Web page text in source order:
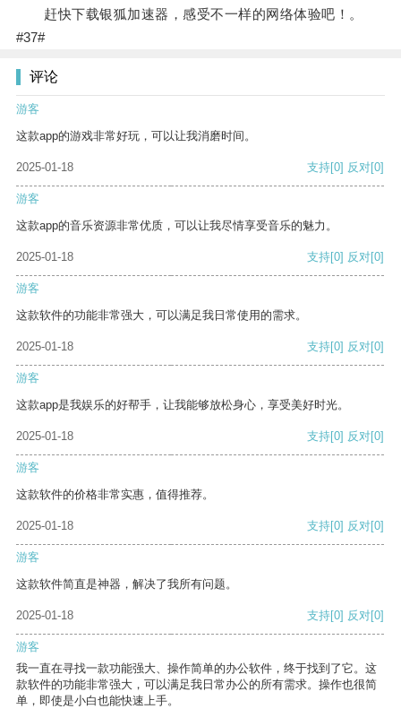
赶快下载银狐加速器，感受不一样的网络体验吧！。
#37#
评论
游客
这款app的游戏非常好玩，可以让我消磨时间。
2025-01-18 支持[0] 反对[0]
游客
这款app的音乐资源非常优质，可以让我尽情享受音乐的魅力。
2025-01-18 支持[0] 反对[0]
游客
这款软件的功能非常强大，可以满足我日常使用的需求。
2025-01-18 支持[0] 反对[0]
游客
这款app是我娱乐的好帮手，让我能够放松身心，享受美好时光。
2025-01-18 支持[0] 反对[0]
游客
这款软件的价格非常实惠，值得推荐。
2025-01-18 支持[0] 反对[0]
游客
这款软件简直是神器，解决了我所有问题。
2025-01-18 支持[0] 反对[0]
游客
我一直在寻找一款功能强大、操作简单的办公软件，终于找到了它。这
款软件的功能非常强大，可以满足我日常办公的所有需求。操作也很简
单，即使是小白也能快速上手。